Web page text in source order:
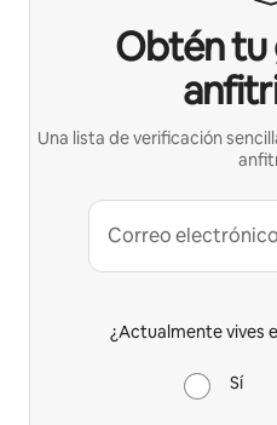
Obtén tu
Una lista de verificación
Correo
¿Actualmente vives
Sí